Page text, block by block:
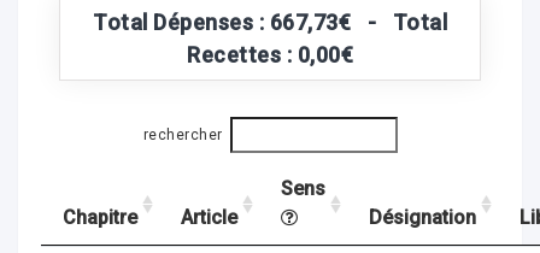
Total Dépenses : 667,73€ - Total
Recettes : 0,00€
rechercher
Chapitre Article
Sens
Désignation